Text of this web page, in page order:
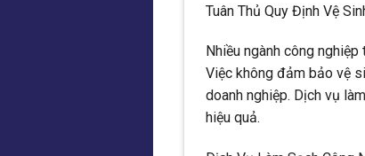
Tuân Thủ Quy Định Vệ
Nhiều ngành công
Việc không đảm bảo vệ
doanh nghiệp. Dịch vụ
hiệu quả.